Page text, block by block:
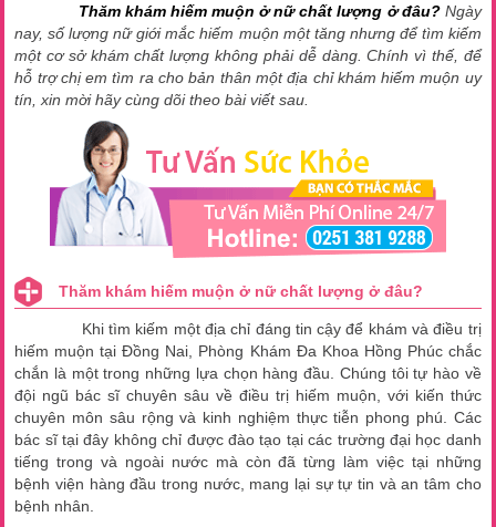
Thăm khám hiếm muộn ở nữ chất lượng ở đâu?Ngày
nay, số lượng nữ giới mắc hiếm muộn một tăng nhưng để tìm kiếm
một cơ sở khám chất lượng không phải dễ dàng. Chính vì thế, để
hỗ trợ chị em tìm ra cho bản thân một địa chỉ khám hiếm muộn uy
tín, xin mời hãy cùng dõi theo bài viết sau.
Thăm khám hiếm muộn ở nữ chất lượng ở đâu?
Khi tìm kiếm một địa chỉ đáng tin cậy để khám và điều trị
hiếm muộn tại Đồng Nai, Phòng Khám Đa Khoa Hồng Phúc chắc
chắn là một trong những lựa chọn hàng đầu. Chúng tôi tự hào về
đội ngũ bác sĩ chuyên sâu về điều trị hiếm muộn, với kiến thức
chuyên môn sâu rộng và kinh nghiệm thực tiễn phong phú. Các
bác sĩ tại đây không chỉ được đào tạo tại các trường đại học danh
tiếng trong và ngoài nước mà còn đã từng làm việc tại những
bệnh viện hàng đầu trong nước, mang lại sự tự tin và an tâm cho
bệnh nhân.